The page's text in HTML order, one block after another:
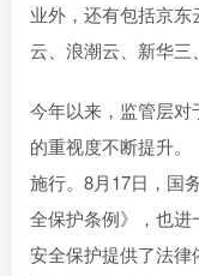
业外，还有包括京
云、浪潮云、新华三
今年以来，监管层
的重视度不断提升
施行。8月17日，国
全保护条例》，也
安全保护提供了法